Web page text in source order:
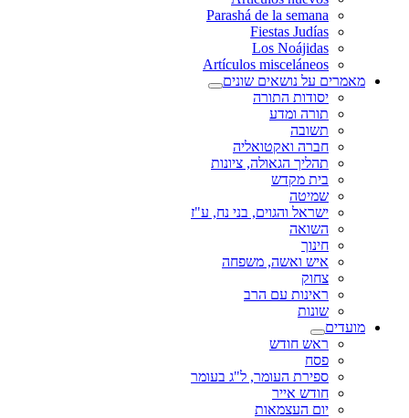
Parashá de la semana
Fiestas Judías
Los Noájidas
Artículos misceláneos
מאמרים על נושאים שונים
יסודות התורה
תורה ומדע
תשובה
חברה ואקטואליה
תהליך הגאולה, ציונות
בית מקדש
שמיטה
ישראל והגוים, בני נח, ע"ז
השואה
חינוך
איש ואשה, משפחה
צחוק
ראינות עם הרב
שונות
מועדים
ראש חודש
פסח
ספירת העומר, ל"ג בעומר
חודש אייר
יום העצמאות